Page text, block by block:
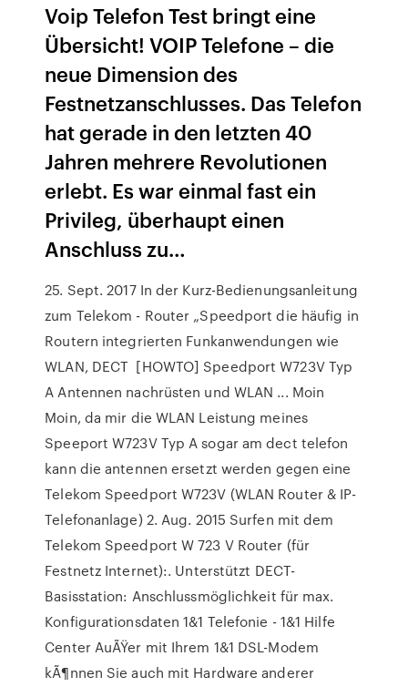
Voip Telefon Test bringt eine
Übersicht! VOIP Telefone – die
neue Dimension des
Festnetzanschlusses. Das Telefon
hat gerade in den letzten 40
Jahren mehrere Revolutionen
erlebt. Es war einmal fast ein
Privileg, überhaupt einen
Anschluss zu…
25. Sept. 2017 In der Kurz-Bedienungsanleitung
zum Telekom - Router „Speedport die häufig in
Routern integrierten Funkanwendungen wie
WLAN, DECT [HOWTO] Speedport W723V Typ
A Antennen nachrüsten und WLAN ... Moin
Moin, da mir die WLAN Leistung meines
Speeport W723V Typ A sogar am dect telefon
kann die antennen ersetzt werden gegen eine
Telekom Speedport W723V (WLAN Router & IP-
Telefonanlage) 2. Aug. 2015 Surfen mit dem
Telekom Speedport W 723 V Router (für
Festnetz Internet):. Unterstützt DECT-
Basisstation: Anschlussmöglichkeit für max.
Konfigurationsdaten 1&1 Telefonie - 1&1 Hilfe
Center AuÃŸer mit Ihrem 1&1 DSL-Modem
kÃ¶nnen Sie auch mit Hardware anderer